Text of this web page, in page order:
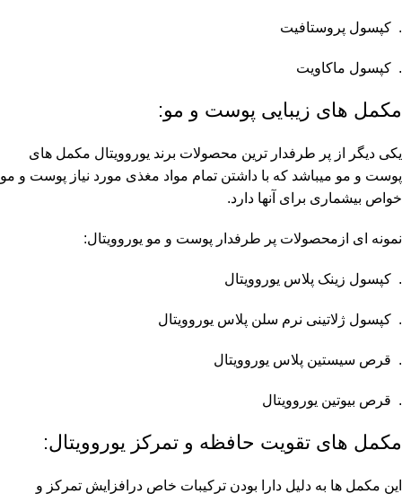
. کپسول پروستافیت
. کپسول ماکاویت
مکمل های زیبایی پوست و مو:
یکی دیگر از پر طرفدار ترین محصولات برند یوروویتال مکمل های
پوست و مو میباشد که با داشتن تمام مواد مغذی مورد نیاز پوست و مو
خواص بیشماری برای آنها دارد.
نمونه ای ازمحصولات پر طرفدار پوست و مو یوروویتال:
. کپسول زینک پلاس یوروویتال
. کپسول ژلاتینی نرم سلن پلاس یوروویتال
. قرص سیستین پلاس یوروویتال
. قرص بیوتین یوروویتال
مکمل های تقویت حافظه و تمرکز یوروویتال:
این مکمل ها به دلیل دارا بودن ترکیبات خاص درافزایش تمرکز و